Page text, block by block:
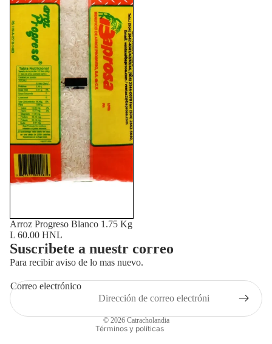
Arroz Progreso Blanco 1.75 Kg
L 60.00 HNL
Suscribete a nuestr correo
Para recibir aviso de lo mas nuevo.
Correo electrónico
© 2026 Catracholandia
Términos y políticas